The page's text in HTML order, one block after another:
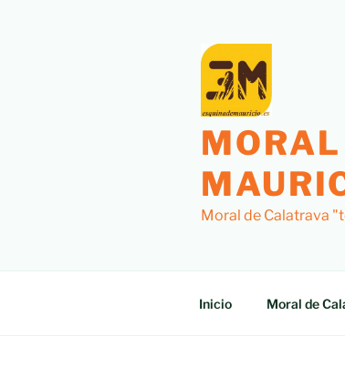
Moral de Calatrava
Inicio Moral de